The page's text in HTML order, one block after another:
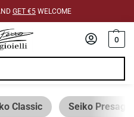
GET €5 WELCOME
0
Classic Seiko Presage